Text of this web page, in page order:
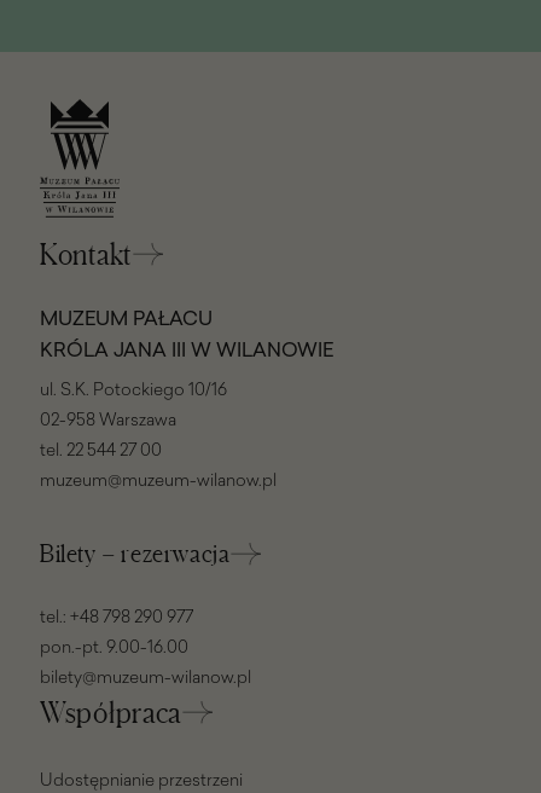
Kontakt
MUZEUM PAŁACU
KRÓLA JANA III W WILANOWIE
ul. S.K. Potockiego 10/16
02-958 Warszawa
tel. 22 544 27 00
muzeum@muzeum-wilanow.pl
Bilety – rezerwacja
tel.: +48 798 290 977
pon.-pt. 9.00-16.00
bilety@muzeum-wilanow.pl
Współpraca
Udostępnianie przestrzeni